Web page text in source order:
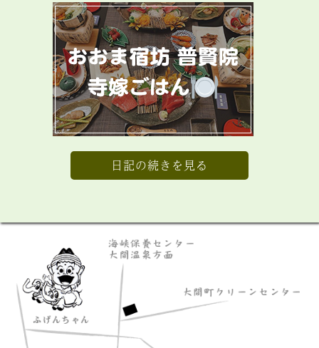
日記の続きを見る